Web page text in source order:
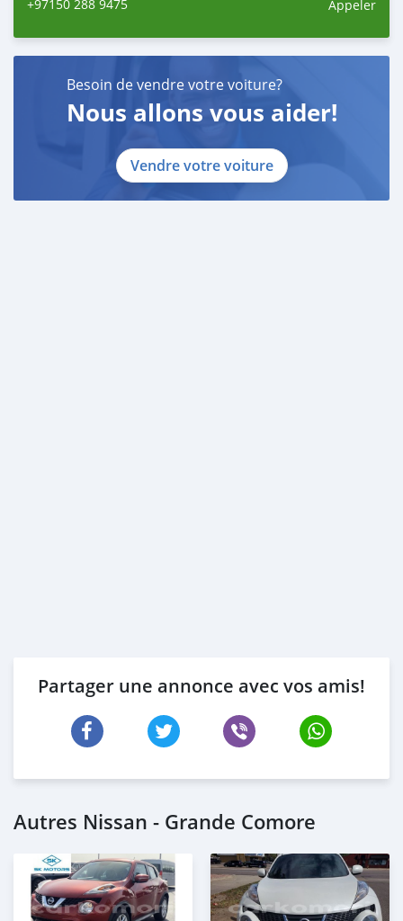
+97150 288 9475 Appeler
Besoin de vendre votre voiture?
Nous allons vous aider!
Vendre votre voiture
Partager une annonce avec vos amis!
Autres Nissan - Grande Comore